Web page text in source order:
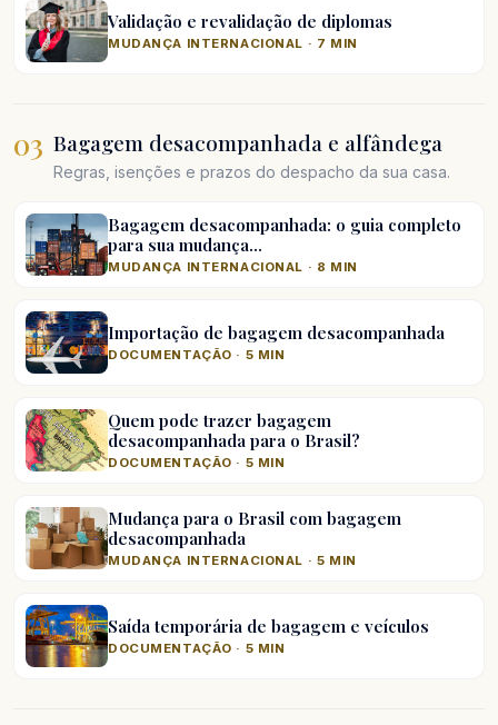
Validação e revalidação de diplomas
MUDANÇA INTERNACIONAL · 7 MIN
03 Bagagem desacompanhada e alfândega
Regras, isenções e prazos do despacho da sua casa.
Bagagem desacompanhada: o guia completo
para sua mudança…
MUDANÇA INTERNACIONAL · 8 MIN
Importação de bagagem desacompanhada
DOCUMENTAÇÃO · 5 MIN
Quem pode trazer bagagem
desacompanhada para o Brasil?
DOCUMENTAÇÃO · 5 MIN
Mudança para o Brasil com bagagem
desacompanhada
MUDANÇA INTERNACIONAL · 5 MIN
Saída temporária de bagagem e veículos
DOCUMENTAÇÃO · 5 MIN